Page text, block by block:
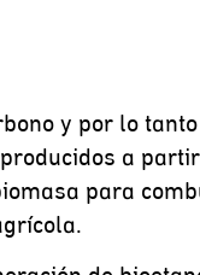
y por lo
a
para